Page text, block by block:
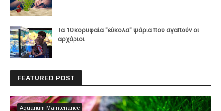
Τα 10 κορυφαία "εύκολα" ψάρια που αγαπούν οι
αρχάριοι
FEATURED POST
Aquarium Maintenance